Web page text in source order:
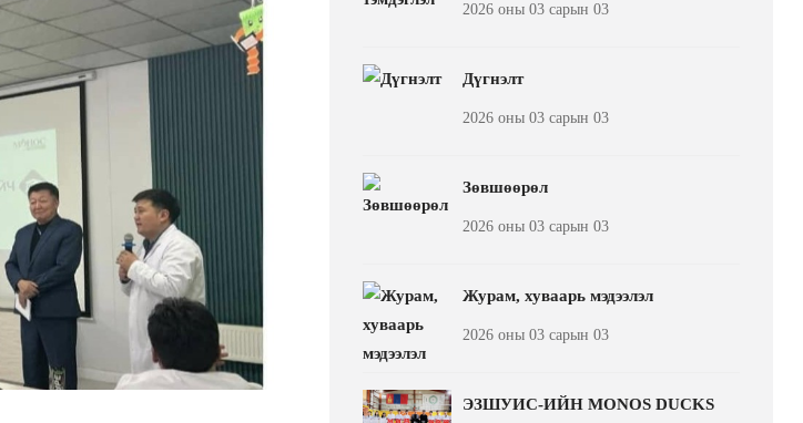
2026 оны 03 сарын 03
Дүгнэлт
2026 оны 03 сарын 03
Зөвшөөрөл
2026 оны 03 сарын 03
Журам, хуваарь мэдээлэл
2026 оны 03 сарын 03
ЭЗШУИС-ИЙН MONOS DUCKS